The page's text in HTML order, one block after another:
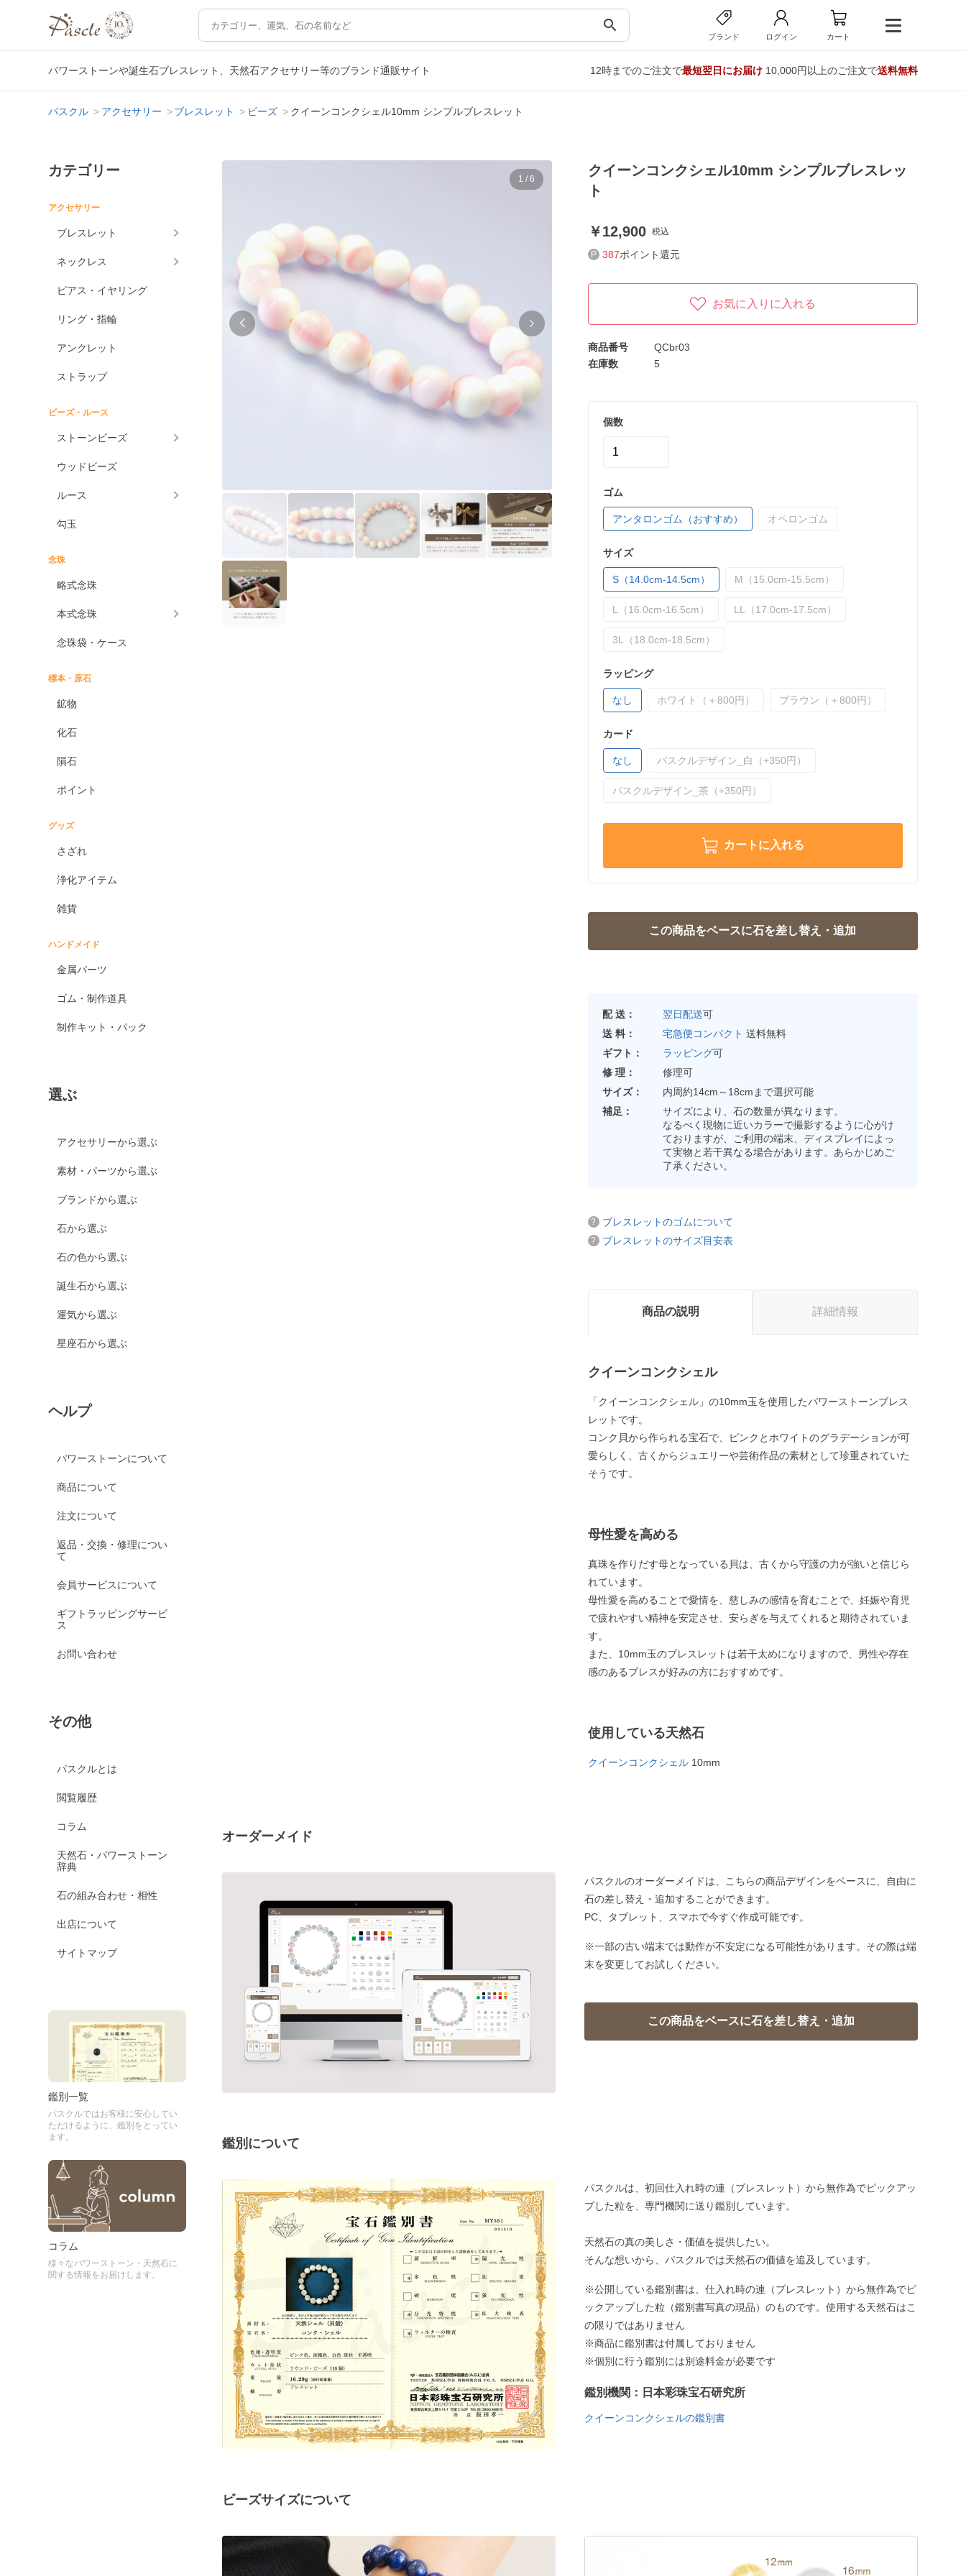
search
ブランド ログイン カート
パワーストーンや誕生石ブレスレット、天然石アクセサリー等のブランド通販サイト 12時までのご注文で最短翌日にお届け10,000円以上のご注文で送料無料
パスクル アクセサリー ブレスレット ビーズ クイーンコンクシェル10mm シンプルブレスレット
カテゴリー
アクセサリー
ブレスレット
ネックレス
ピアス・イヤリング
リング・指輪
アンクレット
ストラップ
ビーズ・ルース
ストーンビーズ
ウッドビーズ
ルース
勾玉
念珠
略式念珠
本式念珠
念珠袋・ケース
標本・原石
鉱物
化石
隕石
ポイント
グッズ
さざれ
浄化アイテム
雑貨
ハンドメイド
金属パーツ
ゴム・制作道具
制作キット・パック
選ぶ
アクセサリーから選ぶ
素材・パーツから選ぶ
ブランドから選ぶ
石から選ぶ
石の色から選ぶ
誕生石から選ぶ
運気から選ぶ
星座石から選ぶ
ヘルプ
パワーストーンについて
商品について
注文について
返品・交換・修理につい
て
会員サービスについて
ギフトラッピングサービ
ス
お問い合わせ
その他
パスクルとは
閲覧履歴
コラム
天然石・パワーストーン
辞典
石の組み合わせ・相性
出店について
サイトマップ
鑑別一覧
パスクルではお客様に安心してい
ただけるように、鑑別をとってい
ます。
コラム
様々なパワーストーン・天然石に
関する情報をお届けします。
1 / 6
クイーンコンクシェル10mm シンプルブレスレッ
ト
12,900 税込
387ポイント還元
お気に入りに入れる
商品番号
QCbr03
在庫数
5
個数
ゴム
アンタロンゴム（おすすめ） オペロンゴム
サイズ
S（14.0cm-14.5cm） M（15.0cm-15.5cm）
L（16.0cm-16.5cm） LL（17.0cm-17.5cm）
3L（18.0cm-18.5cm）
ラッピング
なし ホワイト（＋800円） ブラウン（＋800円）
カード
なし パスクルデザイン_白（+350円）
パスクルデザイン_茶（+350円）
カートに入れる
配 送： 翌日配送可
送 料：
宅急便コンパクト 送料無料
ギフト：
ラッピング可
修 理：
修理可
サイズ：
内周約14cm～18cmまで選択可能
補足：
サイズにより、石の数量が異なります。
なるべく現物に近いカラーで撮影するように心がけ
ておりますが、ご利用の端末、ディスプレイによっ
て実物と若干異なる場合があります。あらかじめご
了承ください。
ブレスレットのゴムについて
ブレスレットのサイズ目安表
商品の説明 詳細情報
クイーンコンクシェル
「クイーンコンクシェル」の10mm玉を使用したパワーストーンブレス
レットです。
コンク貝から作られる宝石で、ピンクとホワイトのグラデーションが可
愛らしく、古くからジュエリーや芸術作品の素材として珍重されていた
そうです。
母性愛を高める
真珠を作りだす母となっている貝は、古くから守護の力が強いと信じら
れています。
母性愛を高めることで愛情を、慈しみの感情を育むことで、妊娠や育児
で疲れやすい精神を安定させ、安らぎを与えてくれると期待されていま
す。
また、10mm玉のブレスレットは若干太めになりますので、男性や存在
感のあるブレスが好みの方におすすめです。
使用している天然石
クイーンコンクシェル10mm
オーダーメイド
パスクルのオーダーメイドは、こちらの商品デザインをベースに、自由に
石の差し替え・追加することができます。
PC、タブレット、スマホで今すぐ作成可能です。
※一部の古い端末では動作が不安定になる可能性があります。その際は端
末を変更してお試しください。
鑑別について
パスクルは、初回仕入れ時の連（ブレスレット）から無作為でピックアッ
プした粒を、専門機関に送り鑑別しています。
天然石の真の美しさ・価値を提供したい。
そんな想いから、パスクルでは天然石の価値を追及しています。
※公開している鑑別書は、仕入れ時の連（ブレスレット）から無作為でピ
ックアップした粒（鑑別書写真の現品）のものです。使用する天然石はこ
の限りではありません
※商品に鑑別書は付属しておりません
※個別に行う鑑別には別途料金が必要です
鑑別機関：日本彩珠宝石研究所
クイーンコンクシェルの鑑別書
ビーズサイズについて